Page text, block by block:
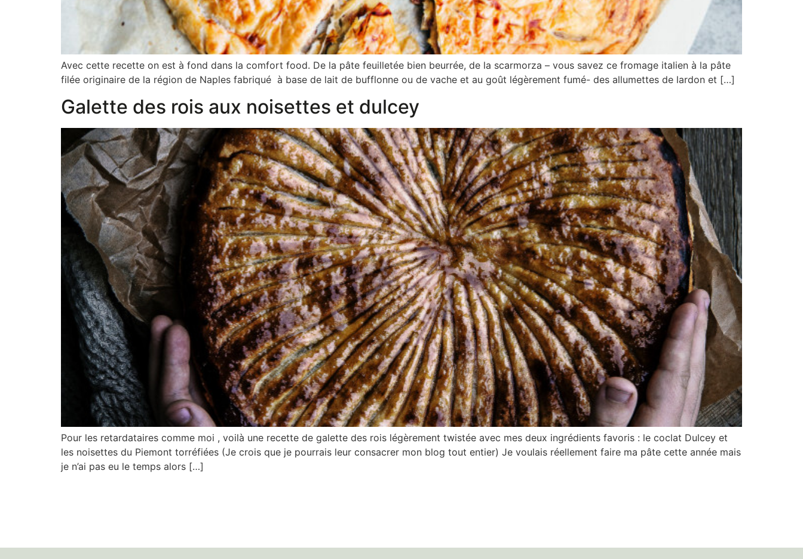
Avec cette recette on est à fond dans la comfort food. De la pâte feuilletée bien beurrée, de la scarmorza – vous savez ce fromage italien à la pâte
filée originaire de la région de Naples fabriqué à base de lait de bufflonne ou de vache et au goût légèrement fumé- des allumettes de lardon et […]
Galette des rois aux noisettes et dulcey
Pour les retardataires comme moi , voilà une recette de galette des rois légèrement twistée avec mes deux ingrédients favoris : le coclat Dulcey et
les noisettes du Piemont torréfiées (Je crois que je pourrais leur consacrer mon blog tout entier) Je voulais réellement faire ma pâte cette année mais
je n’ai pas eu le temps alors […]